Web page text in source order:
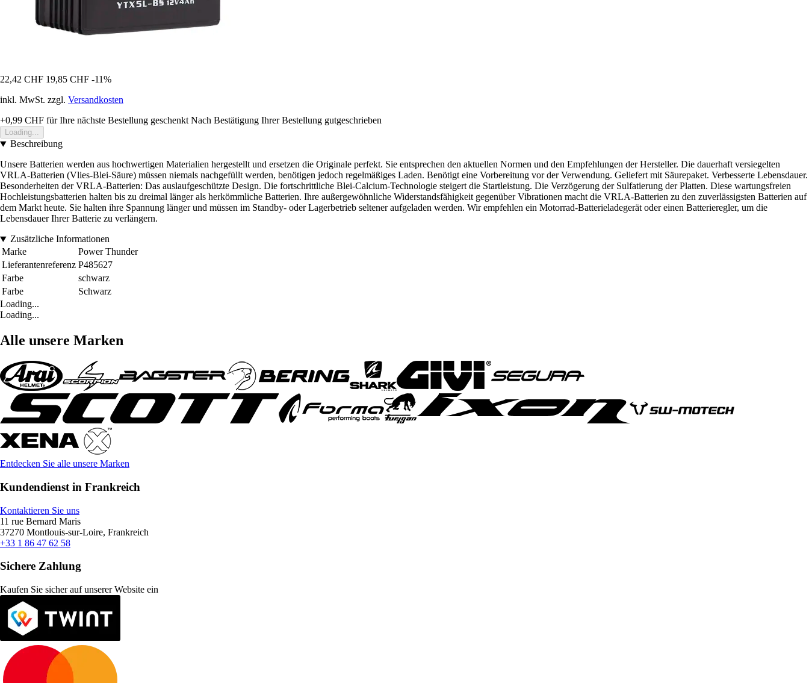
22,42 CHF 19,85 CHF -11%
inkl. MwSt. zzgl. Versandkosten
+0,99 CHF für Ihre nächste Bestellung geschenkt Nach Bestätigung Ihrer Bestellung gutgeschrieben
Loading...
Beschreibung
Unsere Batterien werden aus hochwertigen Materialien hergestellt und ersetzen die Originale perfekt. Sie entsprechen den aktuellen Normen und den Empfehlungen der Hersteller. Die dauerhaft versiegelten
VRLA-Batterien (Vlies-Blei-Säure) müssen niemals nachgefüllt werden, benötigen jedoch regelmäßiges Laden. Benötigt eine Vorbereitung vor der Verwendung. Geliefert mit Säurepaket. Verbesserte Lebensdauer.
Besonderheiten der VRLA-Batterien: Das auslaufgeschützte Design. Die fortschrittliche Blei-Calcium-Technologie steigert die Startleistung. Die Verzögerung der Sulfatierung der Platten. Diese wartungsfreien
Hochleistungsbatterien halten bis zu dreimal länger als herkömmliche Batterien. Ihre außergewöhnliche Widerstandsfähigkeit gegenüber Vibrationen macht die VRLA-Batterien zu den zuverlässigsten Batterien auf
dem Markt heute. Sie halten ihre Spannung länger und müssen im Standby- oder Lagerbetrieb seltener aufgeladen werden. Wir empfehlen ein Motorrad-Batterieladegerät oder einen Batterieregler, um die
Lebensdauer Ihrer Batterie zu verlängern.
Zusätzliche Informationen
Marke
Power Thunder
Lieferantenreferenz P485627
Farbe
schwarz
Farbe
Schwarz
Loading...
Loading...
Alle unsere Marken
Entdecken Sie alle unsere Marken
Kundendienst in Frankreich
Kontaktieren Sie uns
11 rue Bernard Maris
37270 Montlouis-sur-Loire, Frankreich
+33 1 86 47 62 58
Sichere Zahlung
Kaufen Sie sicher auf unserer Website ein